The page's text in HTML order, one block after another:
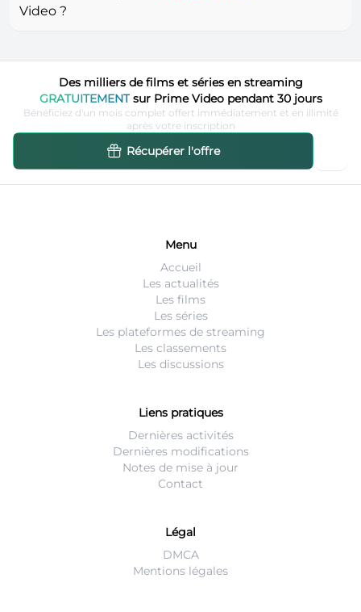
Video ?
Des milliers de films et séries en streaming
GRATUITEMENTsur Prime Video pendant 30 jours
Bénéficiez d'un mois complet offert immédiatement et en illimité
après votre inscription
Récupérer l'offre
Menu
Accueil
Les actualités
Les films
Les séries
Les plateformes de streaming
Les classements
Les discussions
Liens pratiques
Dernières activités
Dernières modifications
Notes de mise à jour
Contact
Légal
DMCA
Mentions légales